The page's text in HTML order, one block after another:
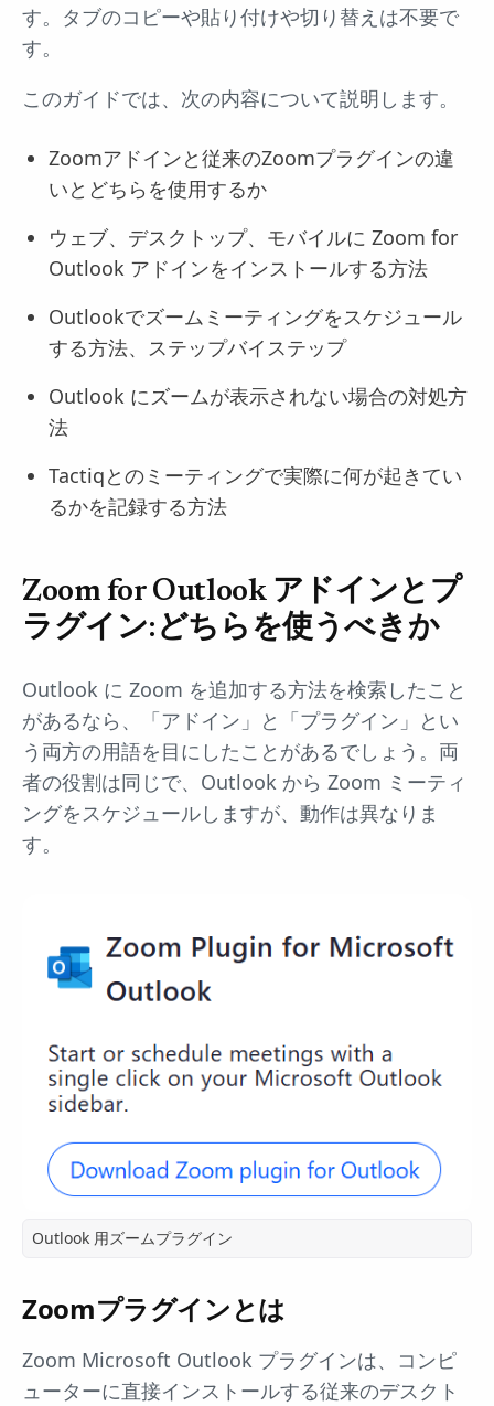
す。タブのコピーや貼り付けや切り替えは不要で
す。
このガイドでは、次の内容について説明します。
Zoomアドインと従来のZoomプラグインの違
いとどちらを使用するか
ウェブ、デスクトップ、モバイルに Zoom for
Outlook アドインをインストールする方法
Outlookでズームミーティングをスケジュール
する方法、ステップバイステップ
Outlook にズームが表示されない場合の対処方
法
Tactiqとのミーティングで実際に何が起きてい
るかを記録する方法
Zoom for Outlook アドインとプ
ラグイン:どちらを使うべきか
Outlook に Zoom を追加する方法を検索したこと
があるなら、「アドイン」と「プラグイン」とい
う両方の用語を目にしたことがあるでしょう。両
者の役割は同じで、Outlook から Zoom ミーティ
ングをスケジュールしますが、動作は異なりま
す。
Outlook 用ズームプラグイン
Zoomプラグインとは
Zoom Microsoft Outlook プラグインは、コンピ
ューターに直接インストールする従来のデスクト